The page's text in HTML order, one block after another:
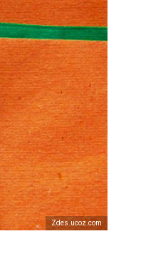
Zdes.ucoz.com
гей-браков
Июл 2, 2017 0